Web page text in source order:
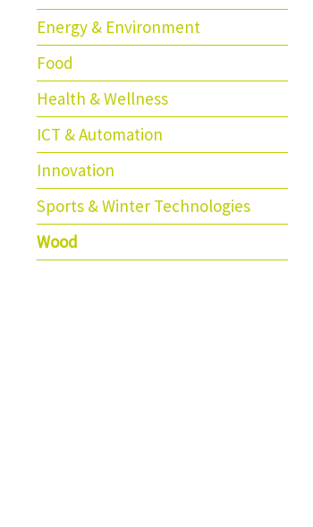
Energy & Environment
Food
Health & Wellness
ICT & Automation
Innovation
Sports & Winter Technologies
Wood